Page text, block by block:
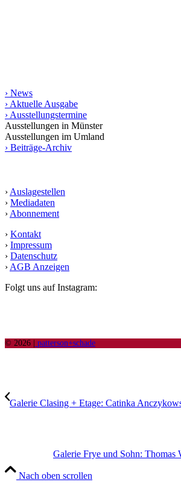
› News
› Aktuelle Ausgabe
› Ausstellungstermine
Ausstellungen in Münster
Ausstellungen im Umland
› Beiträge-Archiv
› Auslagestellen
› Mediadaten
› Abonnement
› Kontakt
› Impressum
› Datenschutz
› AGB Anzeigen
Folgt uns auf Instagram:
© 2026 | patterson+schade
Galerie Clasing + Etage: Catinka
Galerie Frye und Sohn: Thomas
Nach oben scrollen